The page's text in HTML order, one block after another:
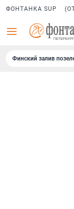
ФОНТАНКА SUP
Финский залив